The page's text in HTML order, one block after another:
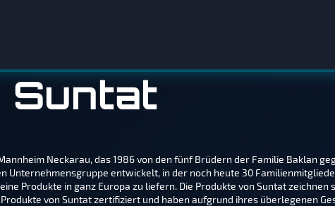
Suntat
Neckarau, das 1986 von den fünf Brüdern der Familie Baklan
entwickelt, in der noch heute 30
Produkte in ganz Europa zu liefern. Die Produkte von Suntat
von Suntat zertifiziert und haben aufgrund ihres überlegenen